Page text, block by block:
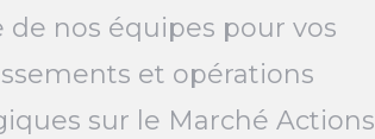
de nos équipes pour vos
et opérations
sur le Marché Actions